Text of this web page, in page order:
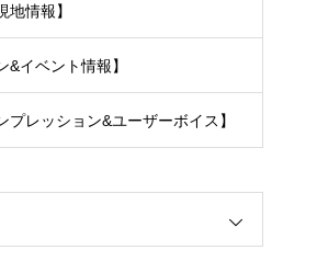
地情報】
&イベント情報】
プレッション&ユーザーボイス】